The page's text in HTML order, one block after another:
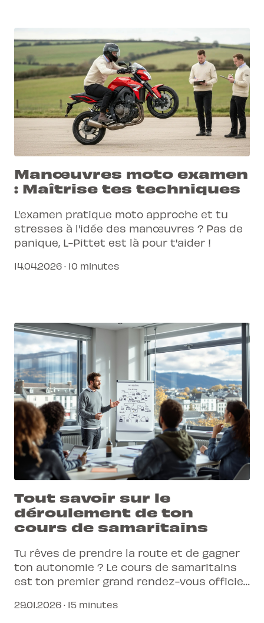
Manœuvres moto examen
: Maîtrise tes techniques
L'examen pratique moto approche et tu
stresses à l'idée des manœuvres ? Pas de
panique, L-Pittet est là pour t'aider !
14.04.2026 · 10 minutes
Tout savoir sur le
déroulement de ton
cours de samaritains
Tu rêves de prendre la route et de gagner
ton autonomie ? Le cours de samaritains
est ton premier grand rendez-vous officiel
Suisse.
29.01.2026 · 15 minutes